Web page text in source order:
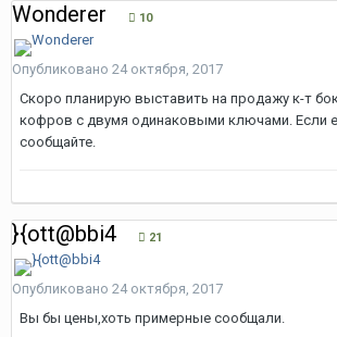
Wonderer 10
Опубликовано 24 октября, 2017
Скоро планирую выставить на продажу к-т
кофров с двумя одинаковыми ключами. Если
сообщайте.
}{ott@bbi4 21
Опубликовано 24 октября, 2017
Вы бы цены,хоть примерные сообщали.